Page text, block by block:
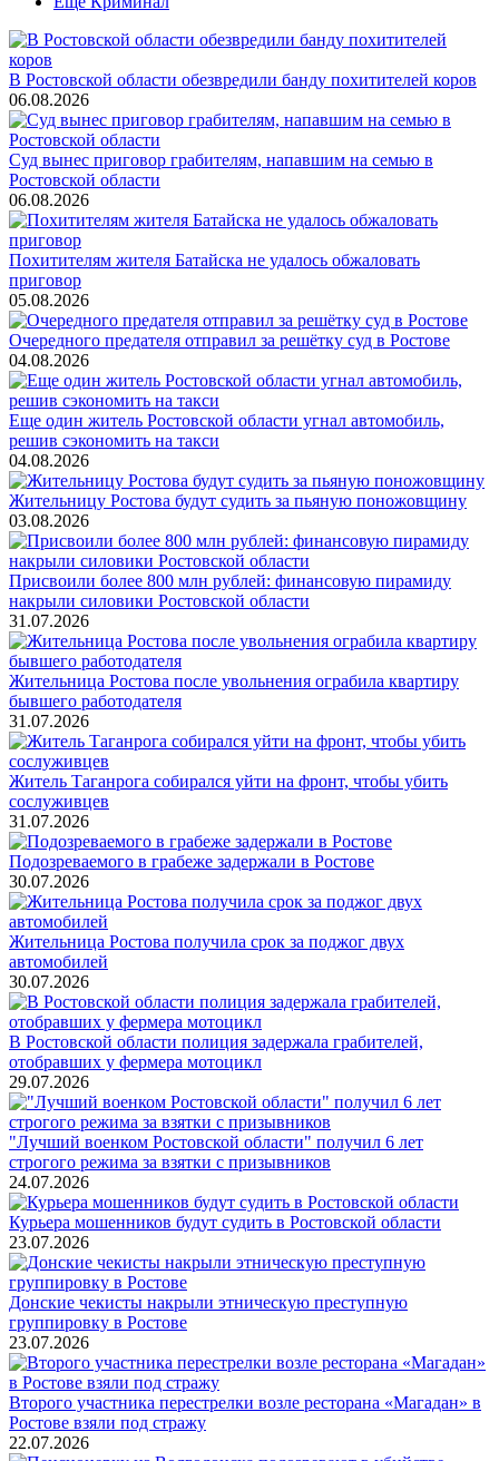
В Ростовской области обезвредили банду похитителей коров
06.08.2026
Суд вынес приговор грабителям, напавшим на семью в
Ростовской области
06.08.2026
Похитителям жителя Батайска не удалось обжаловать
приговор
05.08.2026
Очередного предателя отправил за решётку суд в Ростове
04.08.2026
Еще один житель Ростовской области угнал автомобиль,
решив сэкономить на такси
04.08.2026
Жительницу Ростова будут судить за пьяную поножовщину
03.08.2026
Присвоили более 800 млн рублей: финансовую пирамиду
накрыли силовики Ростовской области
31.07.2026
Жительница Ростова после увольнения ограбила квартиру
бывшего работодателя
31.07.2026
Житель Таганрога собирался уйти на фронт, чтобы убить
сослуживцев
31.07.2026
Подозреваемого в грабеже задержали в Ростове
30.07.2026
Жительница Ростова получила срок за поджог двух
автомобилей
30.07.2026
В Ростовской области полиция задержала грабителей,
отобравших у фермера мотоцикл
29.07.2026
"Лучший военком Ростовской области" получил 6 лет
строгого режима за взятки с призывников
24.07.2026
Курьера мошенников будут судить в Ростовской области
23.07.2026
Донские чекисты накрыли этническую преступную
группировку в Ростове
23.07.2026
Второго участника перестрелки возле ресторана «Магадан» в
Ростове взяли под стражу
22.07.2026